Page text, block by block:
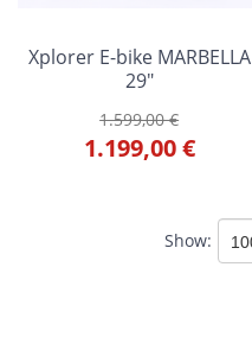
Xplorer E-bike MARBELLA
29"
1.599,00 €
1.199,00 €
Show: